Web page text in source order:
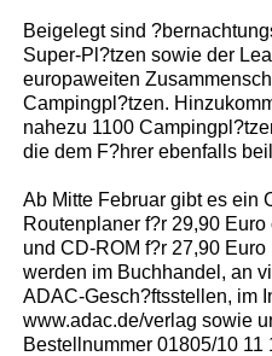
Beigelegt sind
Super-Pl?tzen sowie der
europaweiten
Campingpl?tzen.
nahezu 1100
die dem F?hrer ebenfalls
Ab Mitte Februar gibt es ein
Routenplaner f?r 29,90
und CD-ROM f?r 27,90
werden im Buchhandel, an
ADAC-Gesch?ftsstellen, im
www.adac.de/verlag sowie
Bestellnummer 01805/10 11